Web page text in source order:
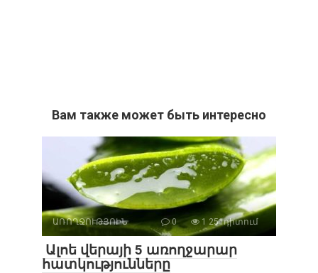
Вам также может быть интересно
ԱՌՈՂՋՈՒԹՅՈԻՆ 0 1 251դիտում
Ալոե վերայի 5 առողջարար
հատկությունները